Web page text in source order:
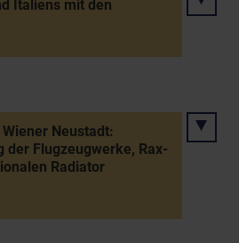
Italiens mit den
Neustadt:
der Flugzeugwerke, Rax-
Radiator